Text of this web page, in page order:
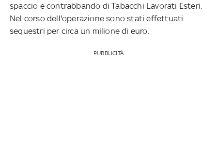
spaccio e contrabbando di Tabacchi Lavorati Esteri.
Nel corso dell'operazione sono stati effettuati
sequestri per circa un milione di euro.
PUBBLICITÀ